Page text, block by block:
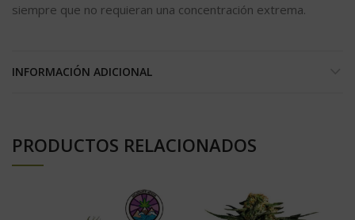
siempre que no requieran una concentración extrema.
INFORMACIÓN ADICIONAL
PRODUCTOS RELACIONADOS